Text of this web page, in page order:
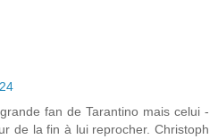
fan de Tarantino mais celui -
de la fin à lui reprocher. Christoph